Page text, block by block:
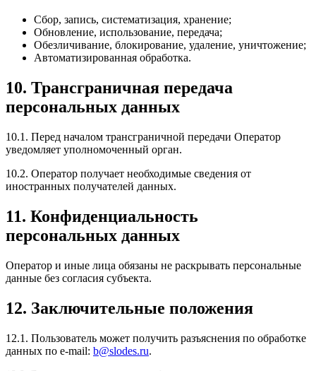
Сбор, запись, систематизация, хранение;
Обновление, использование, передача;
Обезличивание, блокирование, удаление, уничтожение;
Автоматизированная обработка.
10. Трансграничная передача
персональных данных
10.1. Перед началом трансграничной передачи Оператор
уведомляет уполномоченный орган.
10.2. Оператор получает необходимые сведения от
иностранных получателей данных.
11. Конфиденциальность
персональных данных
Оператор и иные лица обязаны не раскрывать персональные
данные без согласия субъекта.
12. Заключительные положения
12.1. Пользователь может получить разъяснения по обработке
данных по e-mail: b@slodes.ru.